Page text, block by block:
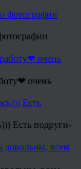
очень
Есть подруги-